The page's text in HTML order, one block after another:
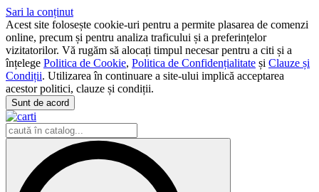
Sari la conținut
Acest site folosește cookie-uri pentru a permite plasarea de comenzi
online, precum și pentru analiza traficului și a preferințelor
vizitatorilor. Vă rugăm să alocați timpul necesar pentru a citi și a
înțelege Politica de Cookie, Politica de Confidențialitate și Clauze și
Condiții. Utilizarea în continuare a site-ului implică acceptarea
acestor politici, clauze și condiții.
Sunt de acord